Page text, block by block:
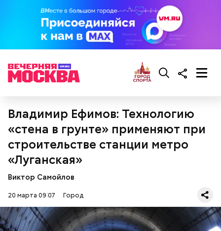
Владимир Ефимов: Технологию
«стена в грунте» применяют при
строительстве станции метро
«Луганская»
Виктор Самойлов
20 марта 09:07 Город
зайти насайтФонда реновации;
пролистать ниже до раздела «Найди свой дом
найти интересующее здание на карте;
для более детализированного поиска можно
кликнуть на кнопку «Подробная карта
реновации».